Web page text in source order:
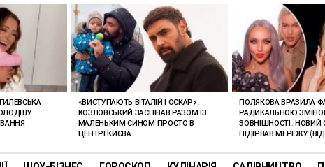
«ВИСТУПАЮТЬ ВІТАЛІЙ І ОСКАР»:
КОЗЛОВСЬКИЙ ЗАСПІВАВ РАЗОМ ІЗ
МАЛЕНЬКИМ СИНОМ ПРОСТО В
ЦЕНТРІ КИЄВА.
ПОЛЯКОВА ВРАЗИЛА
РАДИКАЛЬНОЮ
ЗОВНІШНОСТІ: НОВИЙ
ПІДІРВАВ МЕРЕЖУ